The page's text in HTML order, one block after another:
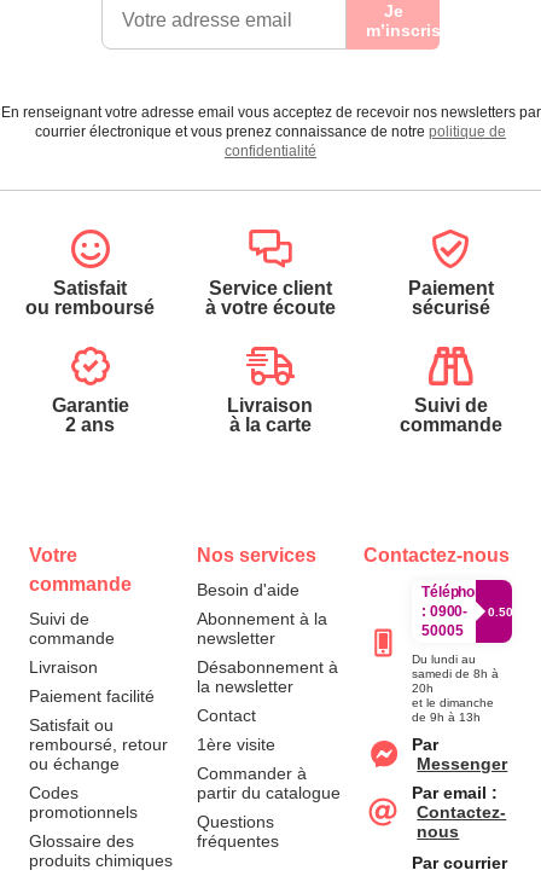
Je
m’inscris
En renseignant votre adresse email vous acceptez de recevoir nos newsletters par
courrier électronique et vous prenez connaissance de notre politique de
confidentialité
Satisfait
ou remboursé
Service client
à votre écoute
Paiement
sécurisé
Garantie
2 ans
Livraison
à la carte
Suivi de
commande
Votre
commande
Suivi de
commande
Livraison
Paiement facilité
Satisfait ou
remboursé, retour
ou échange
Codes
promotionnels
Glossaire des
produits chimiques
Nos services
Besoin d'aide
Abonnement à la
newsletter
Désabonnement à
la newsletter
Contact
1ère visite
Commander à
partir du catalogue
Questions
fréquentes
Contactez-nous
Téléphone
: 0900-
50005
0.50€/
Du lundi au
samedi de 8h à
20h
et le dimanche
de 9h à 13h
Par
Messenger
Par email :
Contactez-
nous
Par courrier